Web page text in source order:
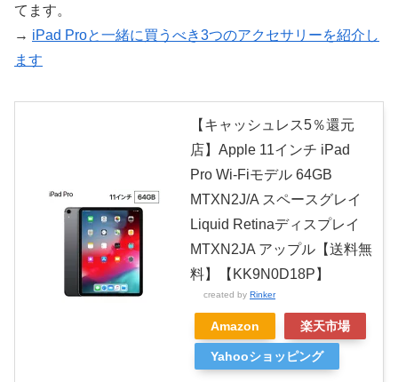
てます。
→ iPad Proと一緒に買うべき3つのアクセサリーを紹介し
ます
【キャッシュレス5％還元
店】Apple 11インチ iPad
Pro Wi-Fiモデル 64GB
MTXN2J/A スペースグレイ
Liquid Retinaディスプレイ
MTXN2JA アップル【送料無
料】【KK9N0D18P】
created by Rinker
Amazon 楽天市場
Yahooショッピング